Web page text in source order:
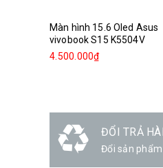
Màn hình 15.6 Oled Asus
vivobook S15 K5504V
4.500.000₫
ĐỔI TRẢ
Đổi sản